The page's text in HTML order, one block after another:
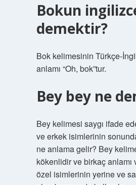
Bokun
demektir?
Bok kelimesinin Türkçe-
anlamı “Oh, bok”tur.
Bey bey ne
Bey kelimesi saygı ifade
ve erkek isimlerinin
ne anlama gelir? Bey
kökenlidir ve birkaç anlamı
özel isimlerinin yerine ve